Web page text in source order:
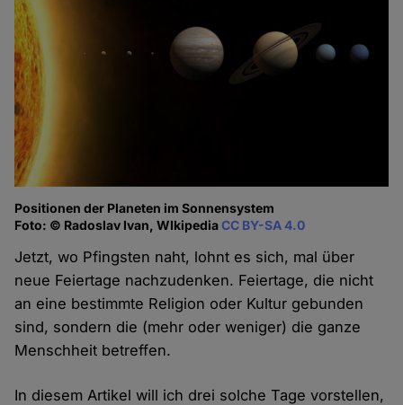
Positionen der Planeten im Sonnensystem
Foto: © Radoslav Ivan, WIkipediaCC BY-SA 4.0
Jetzt, wo Pfingsten naht, lohnt es sich, mal über
neue Feiertage nachzudenken. Feiertage, die nicht
an eine bestimmte Religion oder Kultur gebunden
sind, sondern die (mehr oder weniger) die ganze
Menschheit betreffen.
In diesem Artikel will ich drei solche Tage vorstellen,